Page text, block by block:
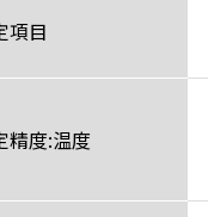
項目
精度:温度